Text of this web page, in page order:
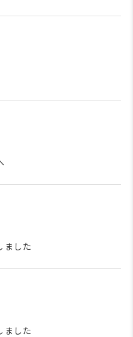
ました
ました